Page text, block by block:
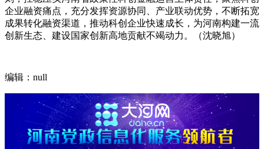
企业融资痛点，充分发挥资源协同、产业联动优势，不断拓宽
成果转化融资渠道，推动科创企业快速成长，为河南构建一流
创新生态、建设国家创新高地贡献不竭动力。（沈晓旭）
编辑：null